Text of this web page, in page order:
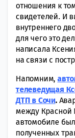
отношения к
свидетелей. И
внутреннего
для чего это
написала
на связи с
Напомним,
телеведущая
ДТП в Сочи.
между Красной
автомобиле
полученных